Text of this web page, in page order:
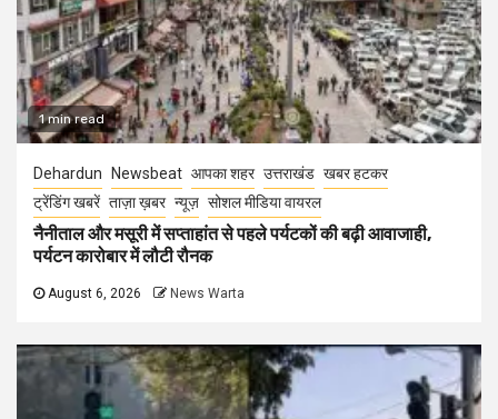
1 min read
Dehardun Newsbeat आपका शहर उत्तराखंड खबर हटकर
ट्रेंडिंग खबरें ताज़ा ख़बर न्यूज़ सोशल मीडिया वायरल
नैनीताल और मसूरी में सप्ताहांत से पहले पर्यटकों की बढ़ी आवाजाही,
पर्यटन कारोबार में लौटी रौनक
August 6, 2026 News Warta